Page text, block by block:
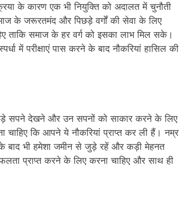
के कारण एक भी नियुक्ति को अदालत में चुनौती
के जरूरतमंद और पिछड़े वर्गों की सेवा के लिए
ताकि समाज के हर वर्ग को इसका लाभ मिल सके।
में परीक्षाएं पास करने के बाद नौकरियां हासिल की
सपने देखने और उन सपनों को साकार करने के लिए
कि आपने ये नौकरियां प्राप्त कर ली हैं। नम्र
बाद भी हमेशा जमीन से जुड़े रहें और कड़ी मेहनत
प्राप्त करने के लिए करना चाहिए और साथ ही